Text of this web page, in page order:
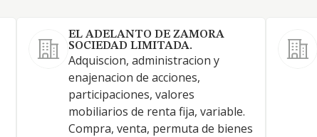
EL ADELANTO DE ZAMORA
SOCIEDAD LIMITADA.
Adquiscion, administracion y
enajenacion de acciones,
participaciones, valores
mobiliarios de renta fija, variable.
Compra, venta, permuta de bienes